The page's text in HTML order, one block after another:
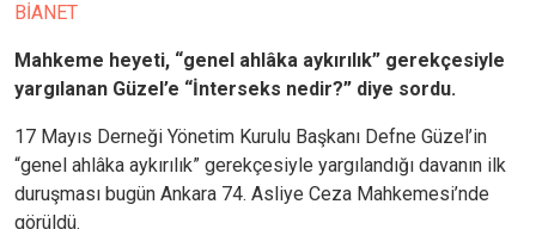
BİANET
Mahkeme heyeti, “genel ahlâka aykırılık” gerekçesiyle
yargılanan Güzel’e “İnterseks nedir?” diye sordu.
17 Mayıs Derneği Yönetim Kurulu Başkanı Defne Güzel’in
“genel ahlâka aykırılık” gerekçesiyle yargılandığı davanın ilk
duruşması bugün Ankara 74. Asliye Ceza Mahkemesi’nde
görüldü.